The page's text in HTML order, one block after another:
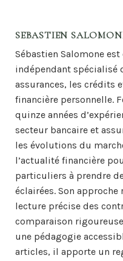
SEBASTIEN
Sébastien Salomone
indépendant spécialisé
assurances, les crédits
financière personnelle.
quinze années
secteur bancaire et
les évolutions du
l’actualité financière
particuliers à prendre
éclairées. Son approche
lecture précise des
comparaison
une pédagogie
articles, il apporte un